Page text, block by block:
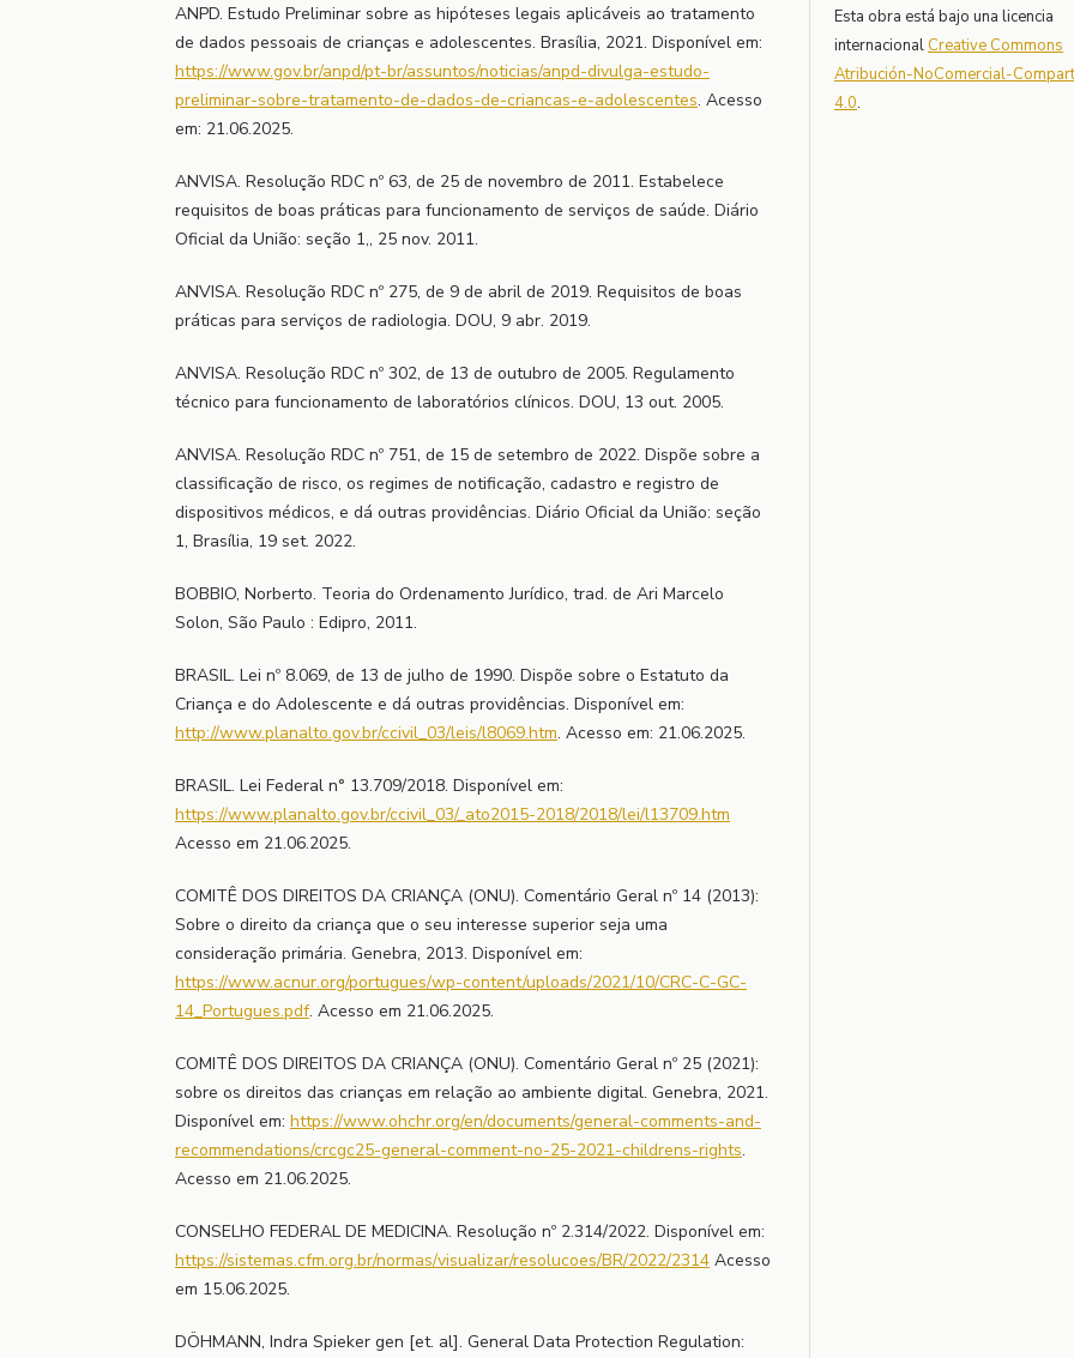
ANPD. Estudo Preliminar sobre as hipóteses legais aplicáveis ao tratamento
de dados pessoais de crianças e adolescentes. Brasília, 2021. Disponível em:
https://www.gov.br/anpd/pt-br/assuntos/noticias/anpd-divulga-estudo-
preliminar-sobre-tratamento-de-dados-de-criancas-e-adolescentes. Acesso
em: 21.06.2025.
ANVISA. Resolução RDC nº 63, de 25 de novembro de 2011. Estabelece
requisitos de boas práticas para funcionamento de serviços de saúde. Diário
Oficial da União: seção 1,, 25 nov. 2011.
ANVISA. Resolução RDC nº 275, de 9 de abril de 2019. Requisitos de boas
práticas para serviços de radiologia. DOU, 9 abr. 2019.
ANVISA. Resolução RDC nº 302, de 13 de outubro de 2005. Regulamento
técnico para funcionamento de laboratórios clínicos. DOU, 13 out. 2005.
ANVISA. Resolução RDC nº 751, de 15 de setembro de 2022. Dispõe sobre a
classificação de risco, os regimes de notificação, cadastro e registro de
dispositivos médicos, e dá outras providências. Diário Oficial da União: seção
1, Brasília, 19 set. 2022.
BOBBIO, Norberto. Teoria do Ordenamento Jurídico, trad. de Ari Marcelo
Solon, São Paulo : Edipro, 2011.
BRASIL. Lei nº 8.069, de 13 de julho de 1990. Dispõe sobre o Estatuto da
Criança e do Adolescente e dá outras providências. Disponível em:
http://www.planalto.gov.br/ccivil_03/leis/l8069.htm. Acesso em: 21.06.2025.
BRASIL. Lei Federal n° 13.709/2018. Disponível em:
https://www.planalto.gov.br/ccivil_03/_ato2015-2018/2018/lei/l13709.htm
Acesso em 21.06.2025.
COMITÊ DOS DIREITOS DA CRIANÇA (ONU). Comentário Geral nº 14 (2013):
Sobre o direito da criança que o seu interesse superior seja uma
consideração primária. Genebra, 2013. Disponível em:
https://www.acnur.org/portugues/wp-content/uploads/2021/10/CRC-C-GC-
14_Portugues.pdf. Acesso em 21.06.2025.
COMITÊ DOS DIREITOS DA CRIANÇA (ONU). Comentário Geral nº 25 (2021):
sobre os direitos das crianças em relação ao ambiente digital. Genebra, 2021.
Disponível em: https://www.ohchr.org/en/documents/general-comments-and-
recommendations/crcgc25-general-comment-no-25-2021-childrens-rights.
Acesso em 21.06.2025.
CONSELHO FEDERAL DE MEDICINA. Resolução nº 2.314/2022. Disponível em:
https://sistemas.cfm.org.br/normas/visualizar/resolucoes/BR/2022/2314 Acesso
em 15.06.2025.
DÖHMANN, Indra Spieker gen [et. al]. General Data Protection Regulation:
Esta obra está bajo una licencia
internacional Creative Commons
Atribución-NoComercial-
4.0.